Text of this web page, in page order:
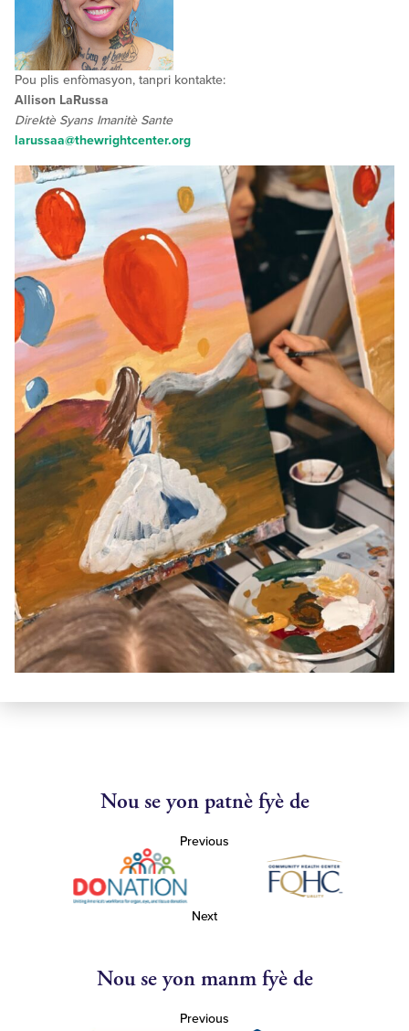
Pou plis enfòmasyon, tanpri kontakte:
Allison LaRussa
Direktè Syans Imanitè Sante
larussaa@thewrightcenter.org
Nou se yon patnè fyè de
Previous
Next
Nou se yon manm fyè de
Previous